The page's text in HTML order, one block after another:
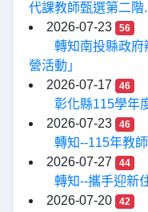
代課教師甄選第二階
2026-07-23
56
轉知南投縣政
營活動」
2026-07-17
46
彰化縣115學年
2026-07-23
46
轉知--115年教
2026-07-27
44
轉知--攜手迎新
2026-07-20
42